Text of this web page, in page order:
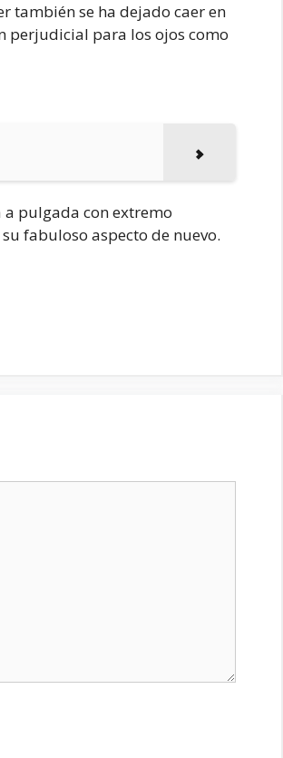
también se ha dejado caer en
perjudicial para los ojos como
pulgada con extremo
fabuloso aspecto de nuevo.